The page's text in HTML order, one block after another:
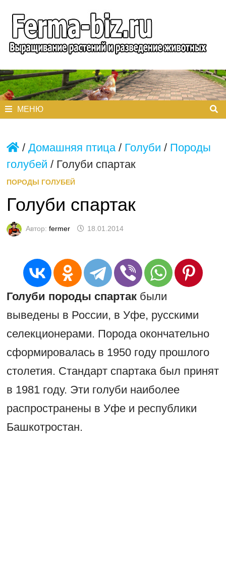
содержимому
МЕНЮ
/ Домашняя птица/ Голуби / Породы
голубей / Голуби спартак
ПОРОДЫ ГОЛУБЕЙ
Голуби спартак
Автор: fermer 18.01.2014
Голуби породы спартак были
выведены в России, в Уфе, русскими
селекционерами. Порода окончательно
сформировалась в 1950 году прошлого
столетия. Стандарт спартака был принят
в 1981 году. Эти голуби наиболее
распространены в Уфе и республики
Башкотростан.